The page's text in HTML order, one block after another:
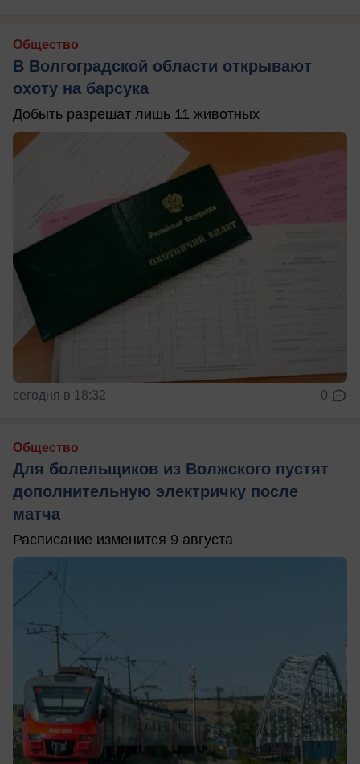
Общество
В Волгоградской области открывают
охоту на барсука
Добыть разрешат лишь 11 животных
сегодня в 18:32 0
Общество
Для болельщиков из Волжского пустят
дополнительную электричку после
матча
Расписание изменится 9 августа